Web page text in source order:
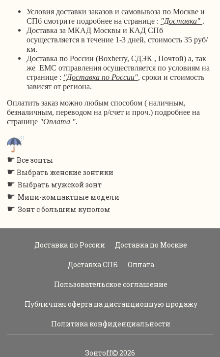
Условия доставки заказов и самовывоза по Москве и
СПб смотрите подробнее на странице : "Доставка" .
Доставка за МКАД Москвы и КАД СПб
осуществляется в течение 1-3 дней, стоимость 35 руб/
км.
Доставка по России (Boxberry, СДЭК , Почтой) а, так
же ЕМС отправления осуществляется по условиям на
странице : "Доставка по России", сроки и стоимость
зависят от региона.
Оплатить заказ можно любым способом ( наличным,
безналичным, переводом на р/счет и проч.) подробнее на
странице "Оплата ".
☛ Все зонты
☛ Выбрать женские зонтики
☛ Выбрать мужской зонт
☛ Мини-компактные модели
☛ Зонт с большим куполом
Доставка по России Доставка по Москве
Доставка СПБ Оплата
Пользовательское соглашение
Публичная оферта на дистанционную продажу
Политика конфиденциальности
Зонтoff 2026